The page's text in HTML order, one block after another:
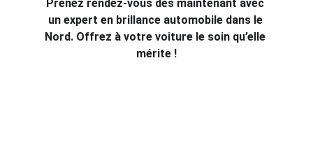
Prenez rendez-vous dès maintenant avec
un expert en brillance automobile dans le
Nord. Offrez à votre voiture le soin qu’elle
mérite !